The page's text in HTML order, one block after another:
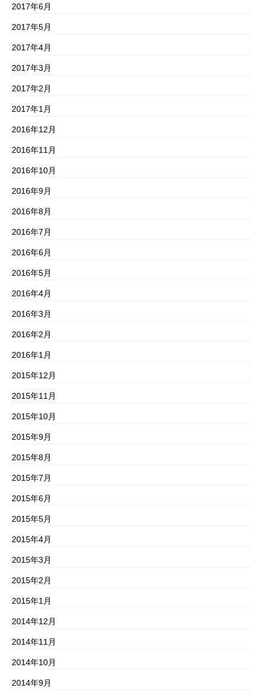
2017年6月
2017年5月
2017年4月
2017年3月
2017年2月
2017年1月
2016年12月
2016年11月
2016年10月
2016年9月
2016年8月
2016年7月
2016年6月
2016年5月
2016年4月
2016年3月
2016年2月
2016年1月
2015年12月
2015年11月
2015年10月
2015年9月
2015年8月
2015年7月
2015年6月
2015年5月
2015年4月
2015年3月
2015年2月
2015年1月
2014年12月
2014年11月
2014年10月
2014年9月